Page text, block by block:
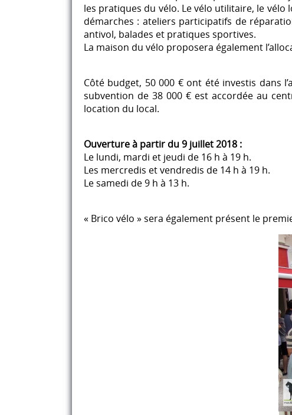
les pratiques du vélo. Le vélo utilitaire, le vélo
démarches : ateliers participatifs de
antivol, balades et pratiques sportives.
La maison du vélo proposera également
Côté budget, 50 000 € ont été investis dans
subvention de 38 000 € est accordée au
location du local.
Ouverture à partir du 9 juillet 2018 :
Le lundi, mardi et jeudi de 16 h à 19 h.
Les mercredis et vendredis de 14 h à 19 h.
Le samedi de 9 h à 13 h.
« Brico vélo » sera également présent le